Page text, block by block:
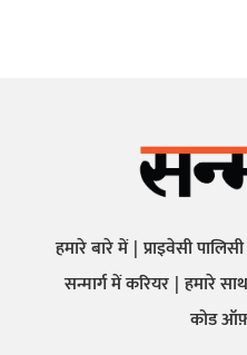
हमारे बारे में प्राइवेसी पालिसी
सन्मार्ग में करियर हमारे
कोड